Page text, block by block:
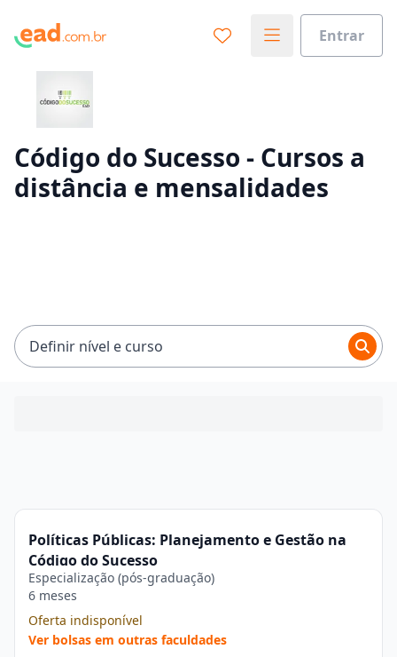
Entrar
Código do Sucesso - Cursos a
distância e mensalidades
Definir nível e curso
Políticas Públicas: Planejamento e Gestão na
Código do Sucesso
Especialização (pós-graduação)
6 meses
Oferta indisponível
Ver bolsas em outras faculdades